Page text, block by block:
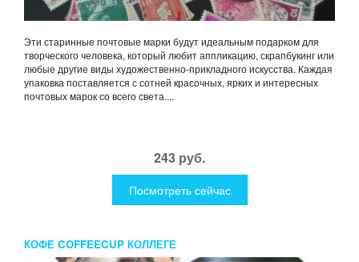
Эти старинные почтовые марки будут идеальным подарком для
творческого человека, который любит аппликацию, скрапбукинг или
любые другие виды художественно-прикладного искусства. Каждая
упаковка поставляется с сотней красочных, ярких и интересных
почтовых марок со всего света....
243 руб.
Посмотреть сейчас
КОФЕ COFFEECUP КОЛЛЕГЕ